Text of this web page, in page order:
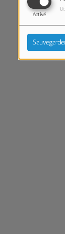
Activé